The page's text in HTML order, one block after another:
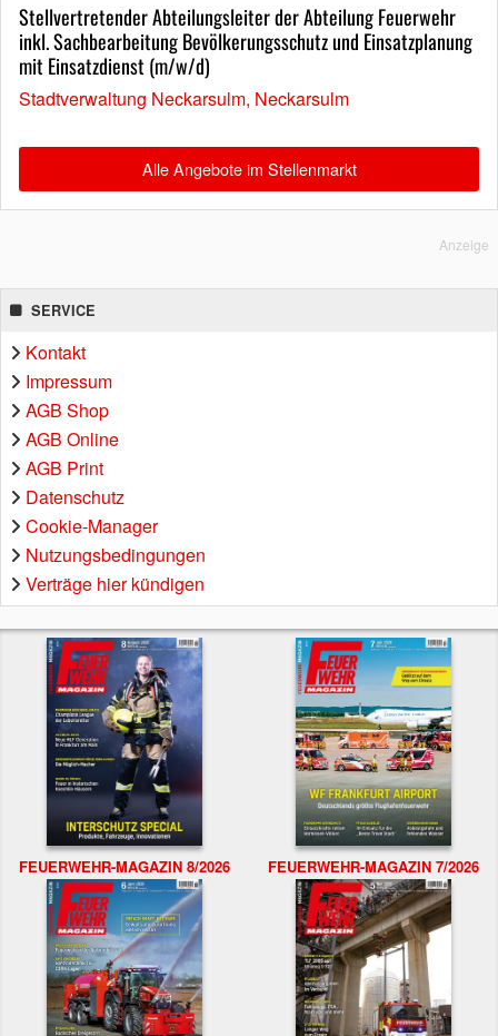
Stellvertretender Abteilungsleiter der Abteilung Feuerwehr
inkl. Sachbearbeitung Bevölkerungsschutz und Einsatzplanung
mit Einsatzdienst (m/w/d)
Stadtverwaltung Neckarsulm, Neckarsulm
Alle Angebote im Stellenmarkt
Anzeige
SERVICE
Kontakt
Impressum
AGB Shop
AGB Online
AGB Print
Datenschutz
Cookie-Manager
Nutzungsbedingungen
Verträge hier kündigen
FEUERWEHR-MAGAZIN 8/2026 FEUERWEHR-MAGAZIN 7/2026